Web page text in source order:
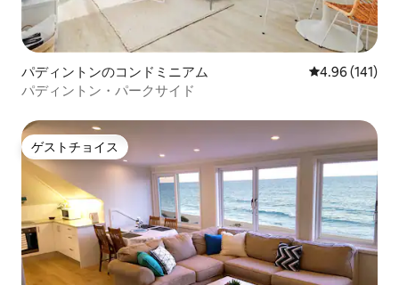
パディントンのコンドミニアム レビュー141
4.96 (141)
パディントン・パークサイド
ゲストチョイス
ゲストチョイス